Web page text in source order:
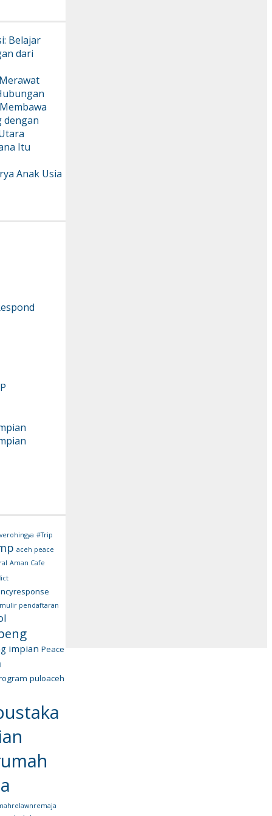
Belajar
dari
dengan
Itu
Anak Usia
#Trip
aceh peace
Aman Cafe
pendaftaran
impian Peace
puloaceh